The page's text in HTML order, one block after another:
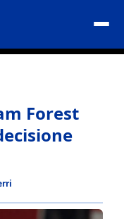
Forest